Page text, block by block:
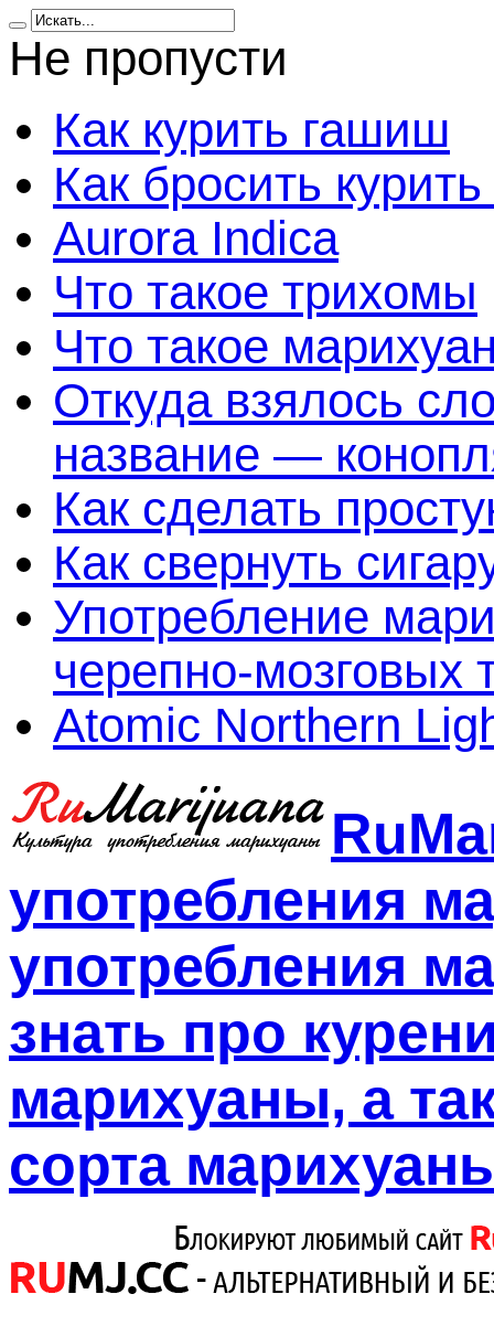
Не пропусти
Как курить гашиш
Как бросить
Aurora Indica
Что такое трихомы
Что такое
Откуда взялось
название —
Как сделать
Как свернуть
Употребление
черепно-мозговых
Atomic Northern
употребления
употребления
знать про
марихуаны, а
сорта